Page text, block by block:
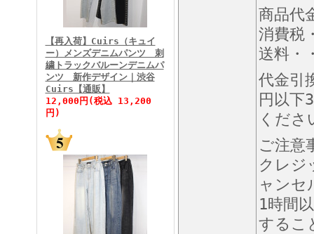
FINEBOYS2026年1月号
FINEBOYS2025年11月号
【再入荷】Cuirs（キュイ
ー）メンズデニムパンツ 刺
繍トラックバルーンデニムパ
ンツ 新作デザイン｜渋谷
Cuirs【通販】
12,000円(税込 13,200
円)
商品代
消費税
送料・
代金引
円以下
くださ
ご注意
クレジ
ャンセ
1時間
するこ